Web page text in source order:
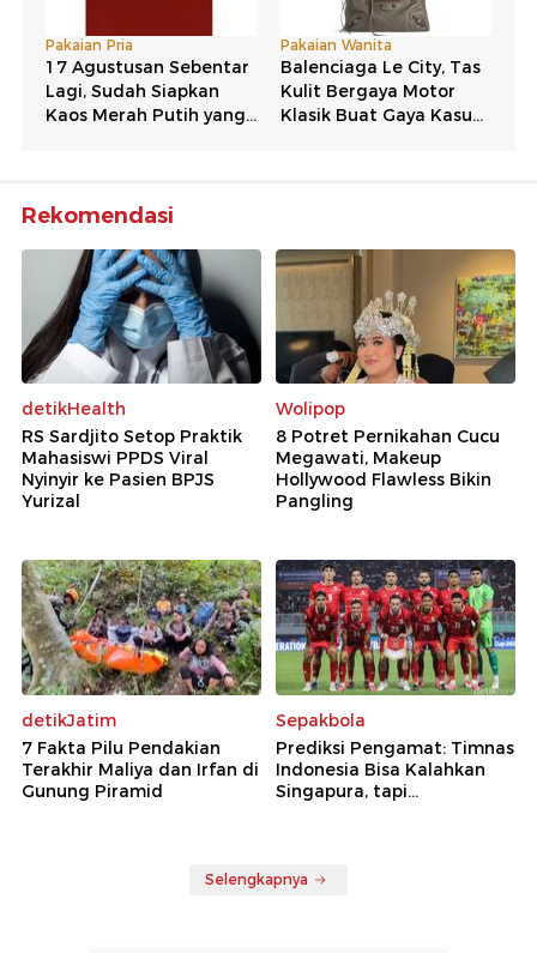
Rekomendasi
detikHealth
RS Sardjito Setop Praktik
Mahasiswi PPDS Viral
Nyinyir ke Pasien BPJS
Yurizal
Wolipop
8 Potret Pernikahan Cucu
Megawati, Makeup
Hollywood Flawless Bikin
Pangling
detikJatim
7 Fakta Pilu Pendakian
Terakhir Maliya dan Irfan di
Gunung Piramid
Sepakbola
Prediksi Pengamat: Timnas
Indonesia Bisa Kalahkan
Singapura, tapi...
Selengkapnya